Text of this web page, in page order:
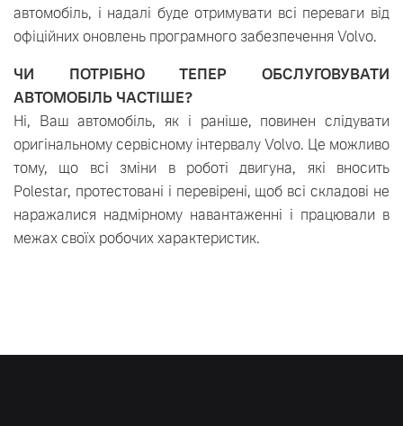
автомобіль, і надалі буде отримувати всі переваги від
офіційних оновлень програмного забезпечення Volvo.
ЧИ ПОТРІБНО ТЕПЕР ОБСЛУГОВУВАТИ
АВТОМОБІЛЬ ЧАСТІШЕ?
Ні, Ваш автомобіль, як і раніше, повинен слідувати
оригінальному сервісному інтервалу Volvo. Це можливо
тому, що всі зміни в роботі двигуна, які вносить
Polestar, протестовані і перевірені, щоб всі складові не
наражалися надмірному навантаженні і працювали в
межах своїх робочих характеристик.